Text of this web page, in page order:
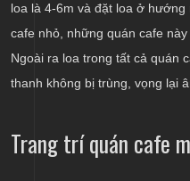
loa là 4-6m và đặt loa ở
cafe nhỏ, những quán cafe
Ngoài ra loa trong tất cả quán
thanh không bị trùng, vọng lại
Trang trí quán cafe